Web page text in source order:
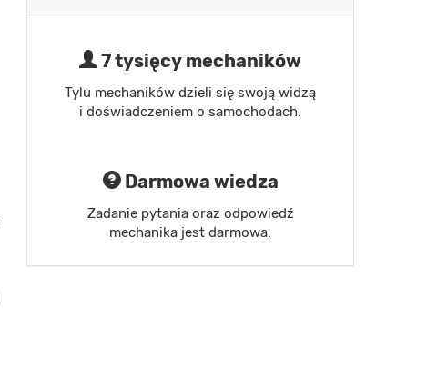
7 tysięcy mechaników
Tylu mechaników dzieli się swoją widzą
i doświadczeniem o samochodach.
Darmowa wiedza
Zadanie pytania oraz odpowiedź
mechanika jest darmowa.